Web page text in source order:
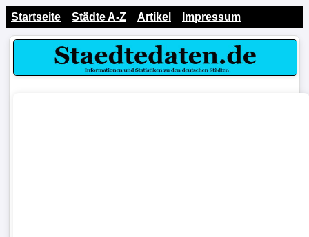
Startseite Städte A-Z Artikel Impressum